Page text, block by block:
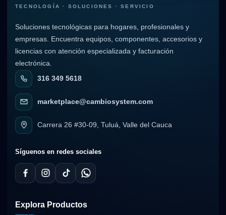
TECNOLOGÍA · SOLUCIONES · SERVICIO
Soluciones tecnológicas para hogares, profesionales y
empresas. Encuentra equipos, componentes, accesorios y
licencias con atención especializada y facturación
electrónica.
316 349 5618
marketplace@cambiosystem.com
Carrera 26 #30-09, Tuluá, Valle del Cauca
Síguenos en redes sociales
Explora Productos